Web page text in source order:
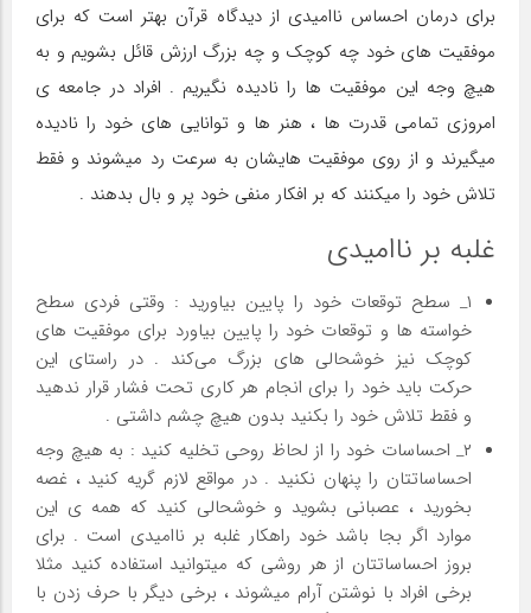
برای درمان احساس ناامیدی از دیدگاه قرآن بهتر است که برای
موفقیت های خود چه کوچک و چه بزرگ ارزش قائل بشویم و به
هیچ وجه این موفقیت ها را نادیده نگیریم . افراد در جامعه ی
امروزی تمامی قدرت ها ، هنر ها و توانایی های خود را نادیده
میگیرند و از روی موفقیت هایشان به سرعت رد میشوند و فقط
تلاش خود را میکنند که بر افکار منفی خود پر و بال بدهند .
غلبه بر ناامیدی
۱_ سطح توقعات خود را پایین بیاورید : وقتی فردی سطح
خواسته ها و توقعات خود را پایین بیاورد برای موفقیت های
کوچک نیز خوشحالی های بزرگ می‌کند . در راستای این
حرکت باید خود را برای انجام هر کاری تحت فشار قرار ندهید
و فقط تلاش خود را بکنید بدون هیچ چشم داشتی .
۲_ احساسات خود را از لحاظ روحی تخلیه کنید : به هیچ وجه
احساساتتان را پنهان نکنید . در مواقع لازم گریه کنید ، غصه
بخورید ، عصبانی بشوید و خوشحالی کنید که همه ی این
موارد اگر بجا باشد خود راهکار غلبه بر ناامیدی است . برای
بروز احساساتتان از هر روشی که میتوانید استفاده کنید مثلا
برخی افراد با نوشتن آرام میشوند ، برخی دیگر با حرف زدن با